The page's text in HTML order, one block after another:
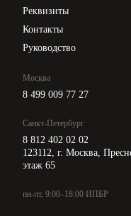
Реквизиты
Контакты
Руководство
Москва
8 499 009 77 27
Санкт-Петербург
8 812 402 02 02
123112, г. Москва,
этаж 65
пн-пт, 9:00–18:00 ИПБР